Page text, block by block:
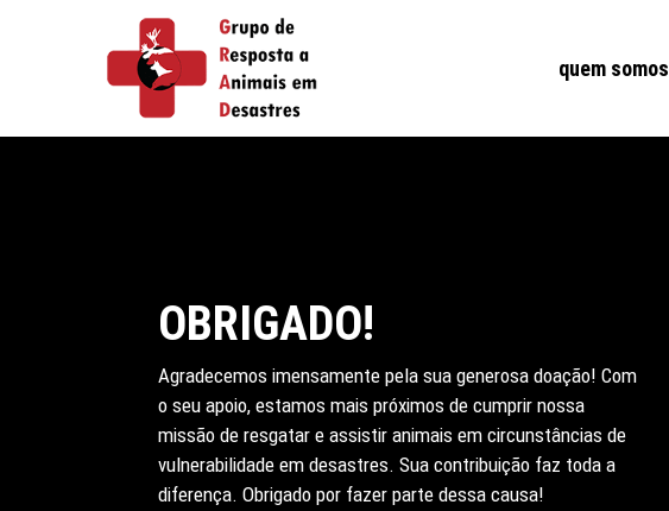
quem somos
OBRIGADO!
Agradecemos imensamente pela sua generosa doação! Com
o seu apoio, estamos mais próximos de cumprir nossa
missão de resgatar e assistir animais em circunstâncias de
vulnerabilidade em desastres. Sua contribuição faz toda a
diferença. Obrigado por fazer parte dessa causa!